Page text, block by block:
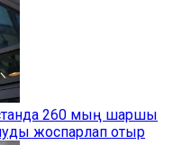
260 мың шаршы
жоспарлап отыр